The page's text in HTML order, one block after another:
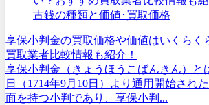
古銭の種類と価値･買取価格
享保小判金の買取価格や価値はいくらく
買取業者比較情報も紹介！
享保小判金（きょうほうこばんきん）と
日（1714年9月10日）より通用開始され
面を持つ小判であり、享保小判...